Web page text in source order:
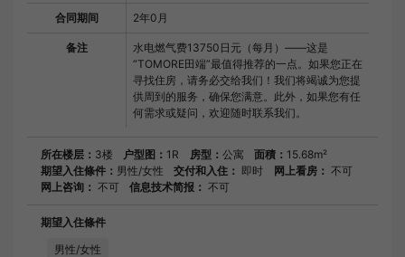
合同期间 2年0月
备注
水电燃气费13750日元（每月）——这是
“TOMORE田端”最值得推荐的一点。如果您正在
寻找住房，请务必交给我们！我们将竭诚为您提
供周到的服务，确保您满意。此外，如果您有任
何需求或疑问，欢迎随时联系我们。
所在楼层： 3楼 户型图： 1R 房型： 公寓 面積： 15.68m²
期望入住條件： 男性/女性 交付和入住： 即时 网上看房： 不可
网上咨询： 不可 信息技术简报： 不可
期望入住條件
男性/女性